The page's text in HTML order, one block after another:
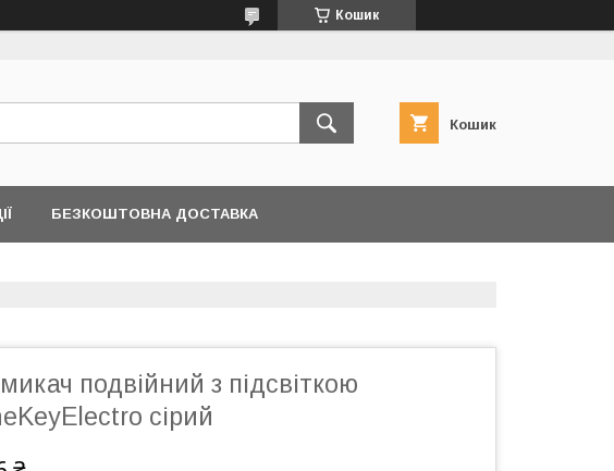
Кошик
Кошик
БЕЗКОШТОВНА ДОСТАВКА
подвійний з підсвіткою
сірий